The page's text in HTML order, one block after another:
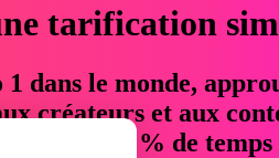
tarification
dans le monde,
créateurs et aux
76 % de temps